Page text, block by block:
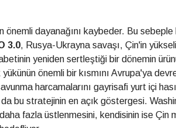
önemli dayanağını kaybeder. Bu sebeple
3.0, Rusya-Ukrayna savaşı, Çin'in
yeniden sertleştiği bir dönemin
önemli bir kısmını Avrupa'ya
harcamalarını gayrisafi yurt içi
bu stratejinin en açık göstergesi.
fazla üstlenmesini, kendisinin ise Çin